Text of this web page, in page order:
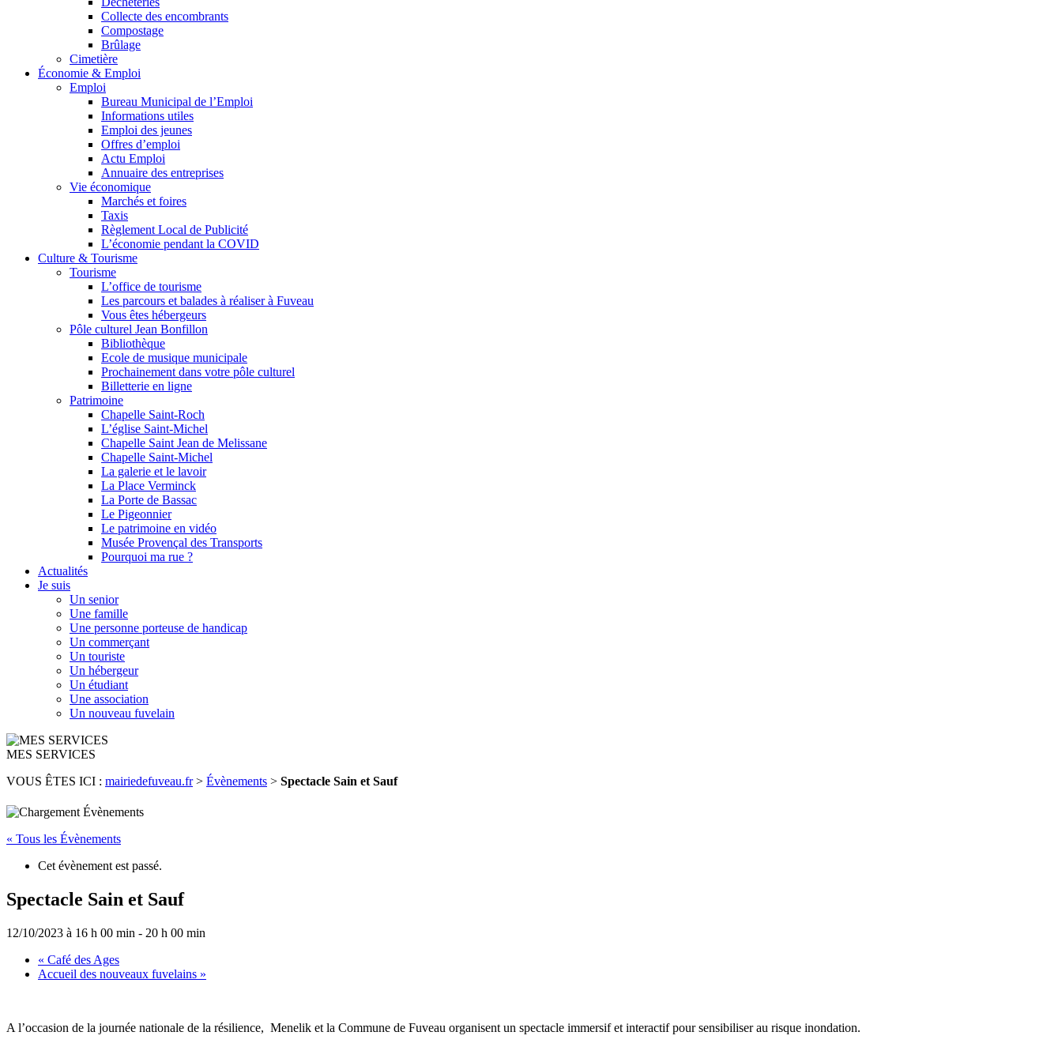
Collecte des encombrants
Compostage
Brûlage
Cimetière
Économie & Emploi
Emploi
Bureau Municipal de l’Emploi
Informations utiles
Emploi des jeunes
Offres d’emploi
Actu Emploi
Annuaire des entreprises
Vie économique
Marchés et foires
Taxis
Règlement Local de Publicité
L’économie pendant la COVID
Culture & Tourisme
Tourisme
L’office de tourisme
Les parcours et balades à réaliser à Fuveau
Vous êtes hébergeurs
Pôle culturel Jean Bonfillon
Bibliothèque
Ecole de musique municipale
Prochainement dans votre pôle culturel
Billetterie en ligne
Patrimoine
Chapelle Saint-Roch
L’église Saint-Michel
Chapelle Saint Jean de Melissane
Chapelle Saint-Michel
La galerie et le lavoir
La Place Verminck
La Porte de Bassac
Le Pigeonnier
Le patrimoine en vidéo
Musée Provençal des Transports
Pourquoi ma rue ?
Actualités
Je suis
Un senior
Une famille
Une personne porteuse de handicap
Un commerçant
Un touriste
Un hébergeur
Un étudiant
Une association
Un nouveau fuvelain
MES SERVICES
VOUS ÊTES ICI : mairiedefuveau.fr> Évènements > Spectacle Sain et Sauf
« Tous les Évènements
Cet évènement est passé.
Spectacle Sain et Sauf
12/10/2023 à 16 h 00 min - 20 h 00 min
« Café des Ages
Accueil des nouveaux fuvelains »
A l’occasion de la journée nationale de la résilience, Menelik et la Commune de Fuveau organisent un spectacle immersif et interactif pour sensibiliser au risque inondation.